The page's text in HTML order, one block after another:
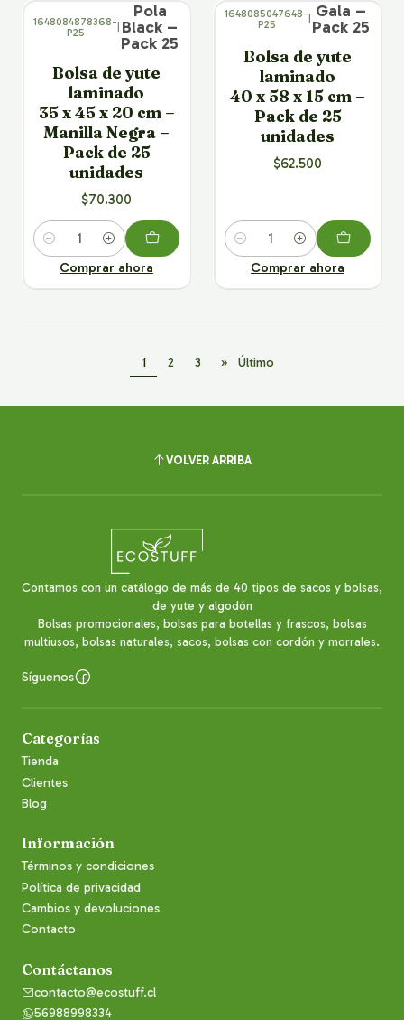
1648084878368-
P25
Pola
Black –
Pack 25
Bolsa de yute
laminado
35 x 45 x 20 cm –
Manilla Negra –
Pack de 25
unidades
$70.300
Cantidad
Comprar ahora
1648085047648-
P25
Gala –
Pack 25
Bolsa de yute
laminado
40 x 58 x 15 cm –
Pack de 25
unidades
$62.500
Cantidad
Comprar ahora
1 2 3 » Último
VOLVER ARRIBA
Contamos con un catálogo de más de 40 tipos de sacos y bolsas,
de yute y algodón
Bolsas promocionales, bolsas para botellas y frascos, bolsas
multiusos, bolsas naturales, sacos, bolsas con cordón y morrales.
Síguenos
Categorías
Tienda
Clientes
Blog
Información
Términos y condiciones
Política de privacidad
Cambios y devoluciones
Contacto
Contáctanos
contacto@ecostuff.cl
56988998334